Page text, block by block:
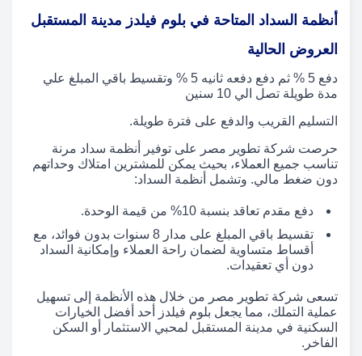
أنظمة السداد المتاحة في بلوم فيلدز مدينة المستقبل
العروض الحالية
دفع 5 % ثم دفع دفعه ثانيه 5 % وتقسيط باقي المبلغ علي
مدة طويلة تصل الي 10 سنين
التسليم القريب والدفع على فترة طويلة.
حرصت شركة تطوير مصر على توفير أنظمة سداد مرنة
تناسب جميع العملاء، بحيث يمكن للمشترين امتلاك وحداتهم
دون ضغط مالي. وتشمل أنظمة السداد:
دفع مقدم تعاقد بنسبة 10% من قيمة الوحدة.
تقسيط باقي المبلغ على مدار 8 سنوات بدون فوائد، مع
أقساط متساوية لضمان راحة العملاء وإمكانية السداد
دون أي تعقيدات.
تسعى شركة تطوير مصر من خلال هذه الأنظمة إلى تسهيل
عملية التملك، مما يجعل بلوم فيلدز أحد أفضل الخيارات
السكنية في مدينة المستقبل لمحبي الاستثمار أو السكن
الفاخر.